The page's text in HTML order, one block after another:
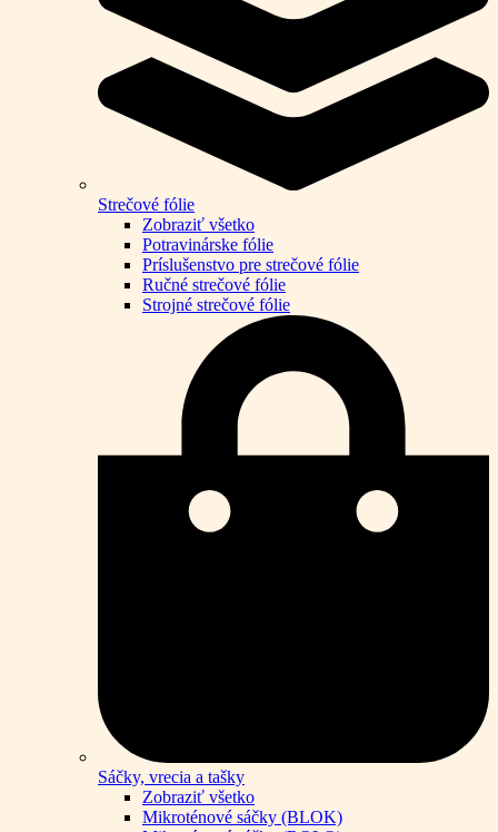
Strečové fólie
Zobraziť všetko
Potravinárske fólie
Príslušenstvo pre strečové fólie
Ručné strečové fólie
Strojné strečové fólie
Sáčky, vrecia a tašky
Zobraziť všetko
Mikroténové sáčky (BLOK)